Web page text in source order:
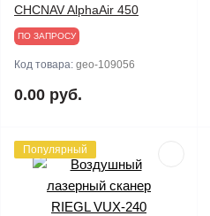
CHCNAV AlphaAir 450
ПО ЗАПРОСУ
Код товара: geo-109056
0.00 руб.
Популярный